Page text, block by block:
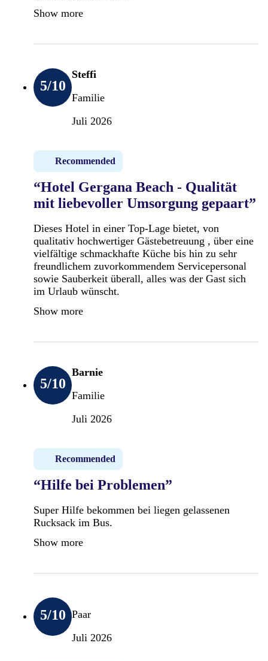
Show more
5/10
Steffi
Familie
Juli 2026
Recommended
“Hotel Gergana Beach - Qualität
mit liebevoller Umsorgung gepaart”
Dieses Hotel in einer Top-Lage bietet, von
qualitativ hochwertiger Gästebetreuung , über eine
vielfältige schmackhafte Küche bis hin zu sehr
freundlichem zuvorkommendem Servicepersonal
sowie Sauberkeit überall, alles was der Gast sich
im Urlaub wünscht.
Show more
5/10
Barnie
Familie
Juli 2026
Recommended
“Hilfe bei Problemen”
Super Hilfe bekommen bei liegen gelassenen
Rucksack im Bus.
Show more
5/10 Paar
Juli 2026